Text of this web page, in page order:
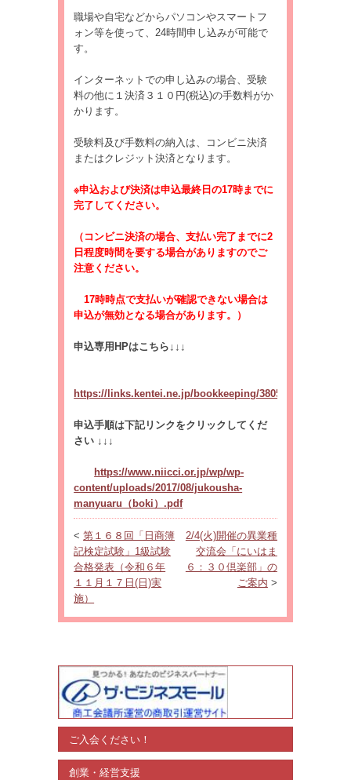
職場や自宅などからパソコンやスマートフ
ォン等を使って、24時間申し込みが可能で
す。
インターネットでの申し込みの場合、受験
料の他に１決済３１０円(税込)の手数料がか
かります。
受験料及び手数料の納入は、コンビニ決済
またはクレジット決済となります。
※申込および決済は申込最終日の17時までに
完了してください。
（コンビニ決済の場合、支払い完了までに2
日程度時間を要する場合がありますのでご
注意ください。
17時時点で支払いが確認できない場合は
申込が無効となる場合があります。
）
申込専用 HPはこちら↓↓↓
https://links.kentei.ne.jp/bookkeeping/3805
申込手順は下記リンクをクリックしてくだ
さい ↓↓↓
https://www.niicci.or.jp/wp/wp-
content/uploads/2017/08/jukousha-
manyuaru（boki）.pdf
<第１６８回「日商簿
記検定試験」1級試験
合格発表（令和６年
１１月１７日(日)実
施）
2/4(火)開催の異業種
交流会「にいはま
６：３０倶楽部」の
ご案内 >
ご入会ください！
創業・経営支援